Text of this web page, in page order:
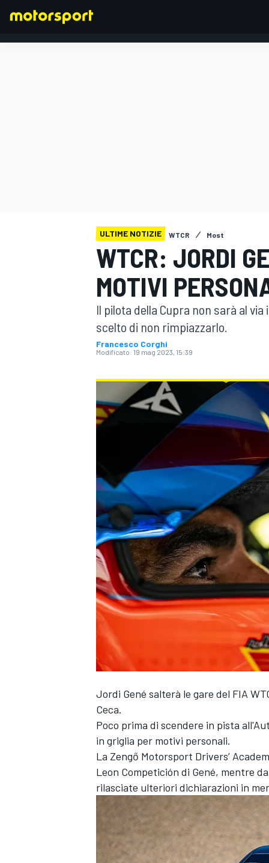
MOTOGP WEC
WRC
MONOPOSTO
ULTIME NOTIZIE WTCR Most
WTCR: JORDI
MOTIVI
Il pilota della Cupra non sarà al
scelto di non rimpiazzarlo.
Francesco Corghi
Modificato: 19 mag 2023, 15:39
Jordi Gené salterà le gare del FIA
Ceca.
Poco prima di scendere in pista
in griglia per motivi personali.
La Zengő Motorsport Drivers’
Leon Competición di Gené, mentre
rilasciate ulteriori dichiarazioni in